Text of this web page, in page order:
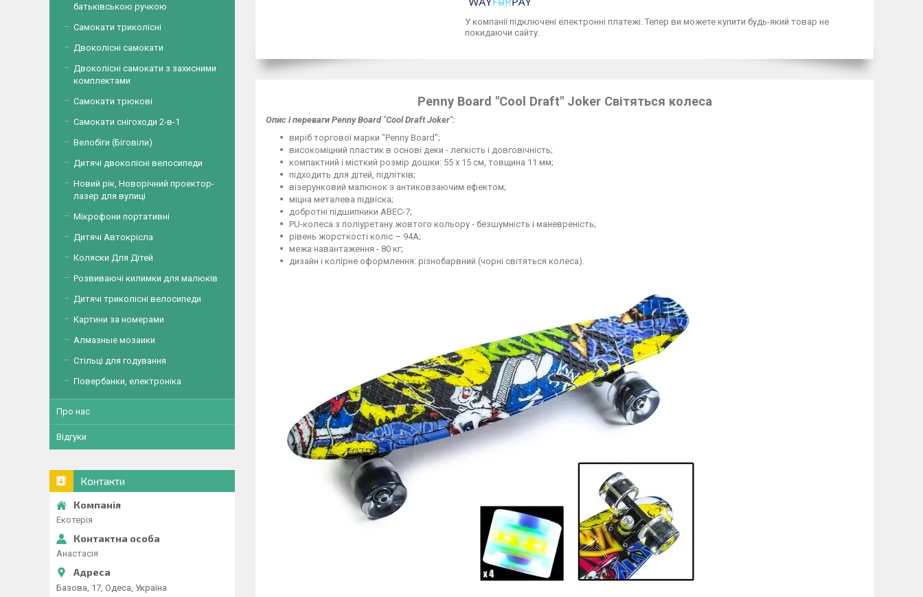
У компанії підключені електронні платежі. Тепер ви можете купити будь-який товар не
покидаючи сайту.
Penny Board "Cool Draft" Joker Світяться колеса
Опис і переваги Penny Board "Cool Draft Joker":
виріб торгової марки "Penny Board";
високоміцний пластик в основі деки - легкість і довговічність;
компактний і місткий розмір дошки: 55 х 15 см, товщина 11 мм;
підходить для дітей, підлітків;
візерунковий малюнок з антиковзаючим ефектом;
міцна металева підвіска;
добротні підшипники ABEC-7;
PU-колеса з поліуретану жовтого кольору - безшумність і маневреність;
рівень жорсткості коліс – 94А;
межа навантаження - 80 кг;
дизайн і колірне оформлення: різнобарвний (чорні світяться колеса).
батьківською ручкою
Самокати триколісні
Двоколісні самокати
Двоколісні самокати з захисними
комплектами
Самокати трюкові
Самокати снігоходи 2-в-1
Велобіги (Біговіли)
Дитячі двоколісні велосипеди
Новий рік, Новорічний проектор-
лазер для вулиці
Мікрофони портативні
Дитячі Автокрісла
Коляски Для Дітей
Розвиваючі килимки для малюків
Дитячі триколісні велосипеди
Картини за номерами
Алмазные мозаики
Стільці для годування
Повербанки, електроніка
Про нас
Відгуки
Контакти
Екотерія
Анастасія
Базова, 17, Одеса, Україна